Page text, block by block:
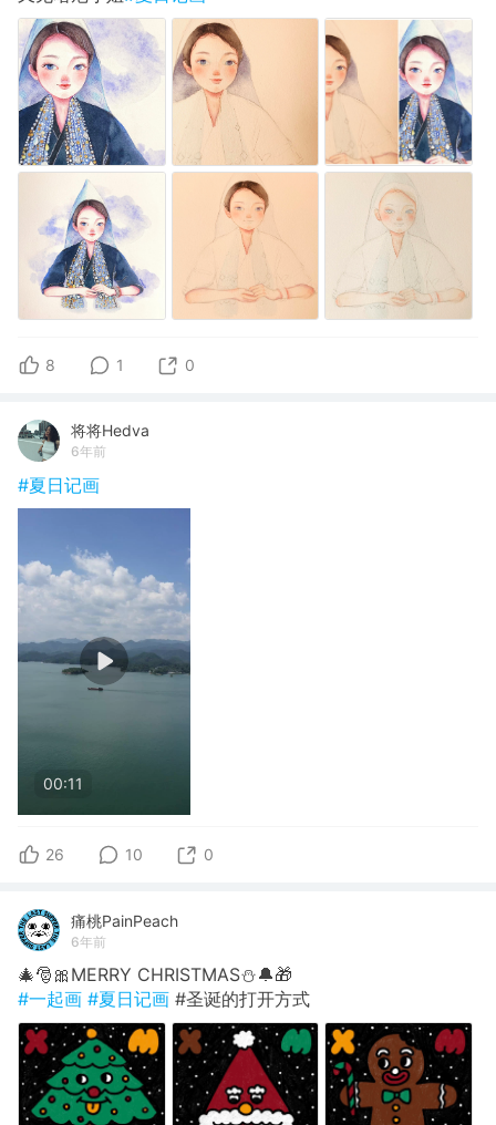
8 1 0
将将Hedva
6年前
#夏日记画
00:11
26 10 0
痛桃PainPeach
6年前
🎄🎅🎀MERRY CHRISTMAS⛄️🔔🎁
#一起画 #夏日记画 #圣诞的打开方式